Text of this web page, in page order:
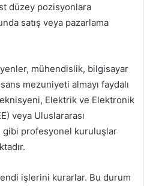
düzey pozisyonlara
satış veya pazarlama
mühendislik, bilgisayar
mezuniyeti almayı faydalı
Elektrik ve Elektronik
veya Uluslararası
gibi profesyonel kuruluşlar
işlerini kurarlar. Bu durum